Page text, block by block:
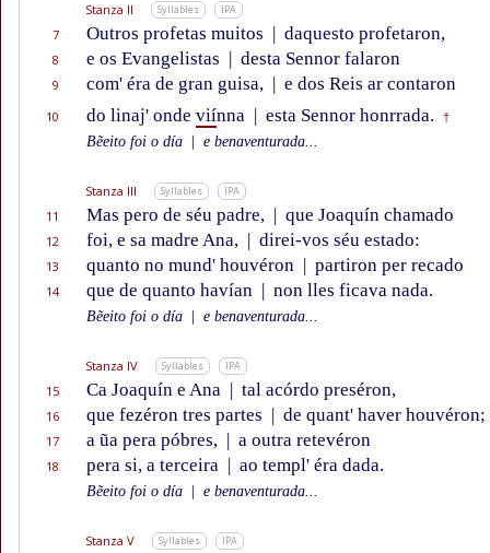
Stanza II Syllables IPA
7 Outros profetas muitos | daquesto profetaron,
8 e os Evangelistas | desta Sennor falaron
9 com' éra de gran guisa, | e dos Reis ar contaron
10 do linaj' onde viínna | esta Sennor honrrada. †
Bẽeito foi o día e benaventurada...
Stanza III Syllables IPA
11 Mas pero de séu padre, | que Joaquín chamado
12 foi, e sa madre Ana, | direi-vos séu estado:
13 quanto no mund' houvéron | partiron per recado
14 que de quanto havían | non lles ficava nada.
Bẽeito foi o día e benaventurada...
Stanza IV Syllables IPA
15 Ca Joaquín e Ana | tal acórdo preséron,
16 que fezéron tres partes | de quant' haver houvéron;
17 a ũa pera póbres, | a outra retevéron
18 pera si, a terceira | ao templ' éra dada.
Bẽeito foi o día e benaventurada...
Stanza V Syllables IPA